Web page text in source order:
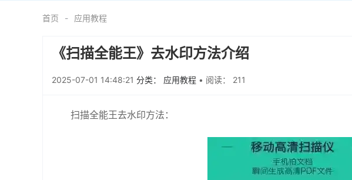
首页 应用教程
《扫描全能王》去水印方法介绍
2025-07-01 14:48:21 分类： 应用教程 • 阅读： 211
扫描全能王去水印方法：